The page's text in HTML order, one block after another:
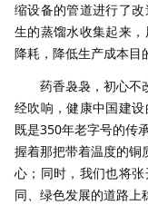
缩设备的管道进行了
生的蒸馏水收集起来
降耗，降低生产成本目
药香袅袅，初心不
经吹响，健康中国建
既是350年老字号的传
握着那把带着温度的铜
心；同时，我们也将
同、绿色发展的道路上